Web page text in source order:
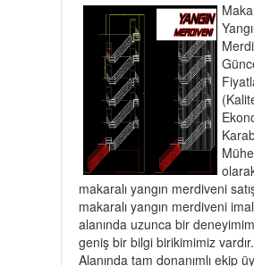
makaralı yangın merdiveni
makaralı yangın merdiveni
alanında uzunca bir
geniş bir bilgi birikimimiz vardır.
Alanında tam donanımlı ekip